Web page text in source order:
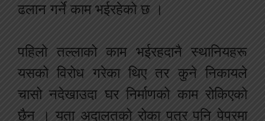
ढलान गर्ने काम भईरहेको छ ।
पहिलो तल्लाको काम भईरहदानै स्थानियहरू
यसको विरोध गरेका थिए तर कुने निकायले
चासो नदेखाउदा घर निर्माणको काम रोकिएको
छैन । यता अदालतको रोका पत्र पनि पेपरमा